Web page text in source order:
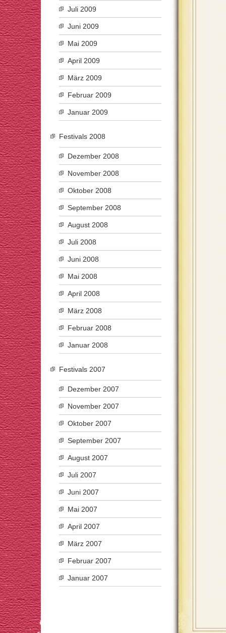
Juli 2009
Juni 2009
Mai 2009
April 2009
März 2009
Februar 2009
Januar 2009
Festivals 2008
Dezember 2008
November 2008
Oktober 2008
September 2008
August 2008
Juli 2008
Juni 2008
Mai 2008
April 2008
März 2008
Februar 2008
Januar 2008
Festivals 2007
Dezember 2007
November 2007
Oktober 2007
September 2007
August 2007
Juli 2007
Juni 2007
Mai 2007
April 2007
März 2007
Februar 2007
Januar 2007